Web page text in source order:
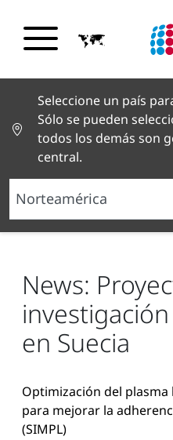
Seleccione un país
Sólo se pueden
todos los demás son
central.
Noticias y reportajes
Proyecto de
News:
en Suecia
Optimización del
para mejorar la
(SIMPL)